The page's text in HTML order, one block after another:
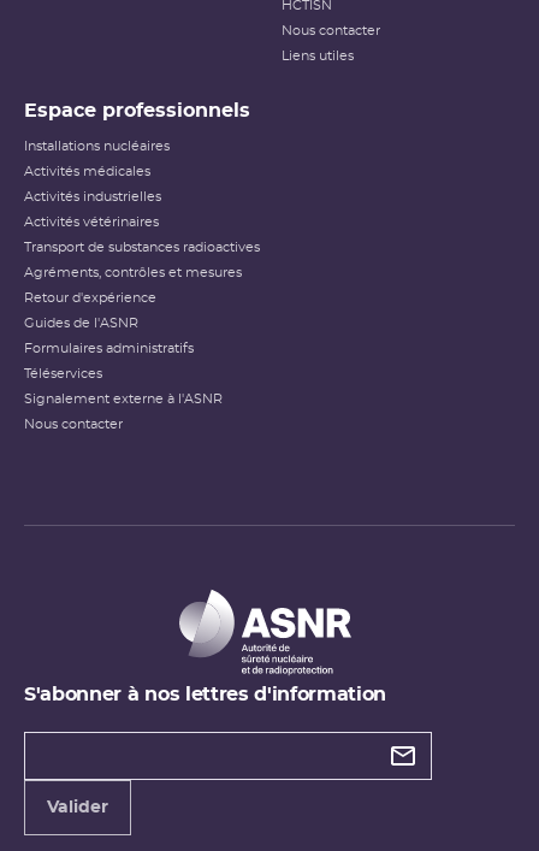
HCTISN
Nous contacter
Liens utiles
Espace professionnels
Installations nucléaires
Activités médicales
Activités industrielles
Activités vétérinaires
Transport de substances radioactives
Agréments, contrôles et mesures
Retour d'expérience
Guides de l'ASNR
Formulaires administratifs
Téléservices
Signalement externe à l'ASNR
Nous contacter
S'abonner à nos lettres d'information
Types de
Valider